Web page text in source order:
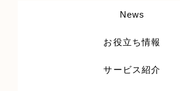
News
お役立ち情報
サービス紹介